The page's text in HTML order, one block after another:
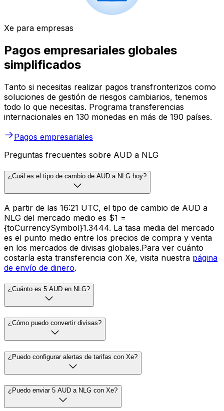
Xe para empresas
Pagos empresariales globales
simplificados
Tanto si necesitas realizar pagos transfronterizos como
soluciones de gestión de riesgos cambiarios, tenemos
todo lo que necesitas. Programa transferencias
internacionales en 130 monedas en más de 190 países.
Pagos empresariales
Preguntas frecuentes sobre AUD a NLG
¿Cuál es el tipo de cambio de AUD a NLG hoy?
A partir de las 16:21 UTC, el tipo de cambio de AUD a
NLG del mercado medio es $1 =
{toCurrencySymbol}1.3444. La tasa media del mercado
es el punto medio entre los precios de compra y venta
en los mercados de divisas globales.Para ver cuánto
costaría esta transferencia con Xe, visita nuestra página
de envío de dinero.
¿Cuánto es 5 AUD en NLG?
¿Cómo puedo convertir divisas?
¿Puedo configurar alertas de tarifas con Xe?
¿Puedo enviar 5 AUD a NLG con Xe?